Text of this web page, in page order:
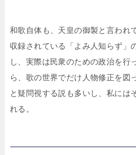
和歌自体も、天皇の御製と言われ
収録されている「よみ人知らず」
し、実際は民衆のための政治を行
ら、歌の世界でだけ人物修正を図
と疑問視する説も多いし、私には
れる。